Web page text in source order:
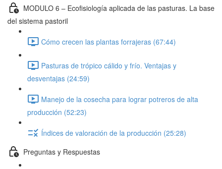
MODULO 6 – Ecofisiología aplicada de las pasturas. La base
del sistema pastoril
Cómo crecen las plantas forrajeras (67:44)
Pasturas de trópico cálido y frío. Ventajas y
desventajas (24:59)
Manejo de la cosecha para lograr potreros de alta
producción (52:23)
Índices de valoración de la producción (25:28)
Preguntas y Respuestas